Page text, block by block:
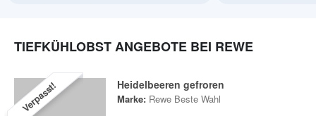
TIEFKÜHLOBST ANGEBOTE BEI REWE
Verpasst! Heidelbeeren gefroren
Marke: Rewe Beste Wahl